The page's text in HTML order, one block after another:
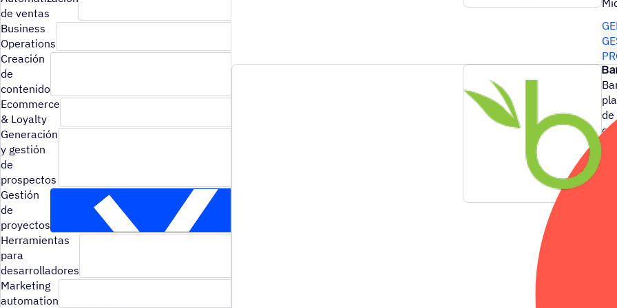
de ventas
Business
Operations
Creación
de
contenido
Ecommerce
& Loyalty
Generación
y gestión
de
prospectos
Gestión
de
proyectos
Herramientas
para
desarrolladores
Marketing
automation
de